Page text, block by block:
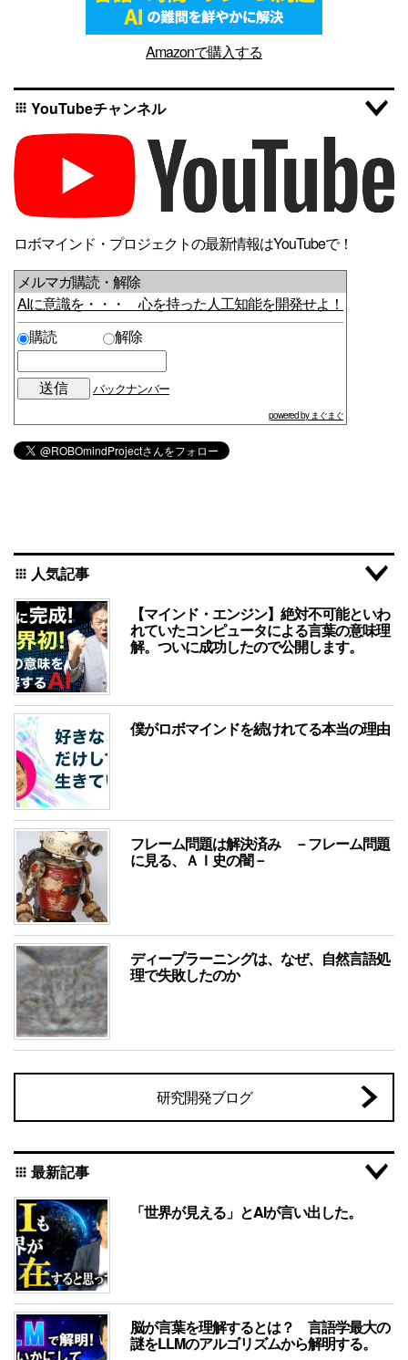
Amazonで購入する
apps YouTubeチャンネル
ロボマインド・プロジェクトの最新情報はYouTubeで！
メルマガ購読・解除
AIに意識を・・・ 心を持った人工知能を開発せよ！
購読
解除
バックナンバー
powered by まぐまぐ
apps 人気記事
【マインド・エンジン】絶対不可能といわ
れていたコンピュータによる言葉の意味理
解。ついに成功したので公開します。
僕がロボマインドを続けれてる本当の理由
フレーム問題は解決済み －フレーム問題
に見る、ＡＩ史の闇－
ディープラーニングは、なぜ、自然言語処
理で失敗したのか
研究開発ブログ
apps 最新記事
「世界が見える」とAIが言い出した。
脳が言葉を理解するとは？ 言語学最大の
謎をLLMのアルゴリズムから解明する。